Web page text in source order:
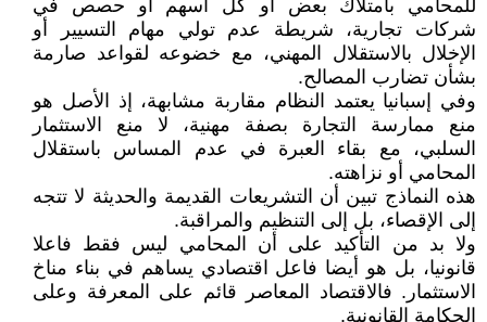
للمحامي بامتلاك بعض أو كل أسهم أو حصص في
شركات تجارية، شريطة عدم تولي مهام التسيير أو
الإخلال بالاستقلال المهني، مع خضوعه لقواعد صارمة
بشأن تضارب المصالح.
وفي إسبانيا يعتمد النظام مقاربة مشابهة، إذ الأصل هو
منع ممارسة التجارة بصفة مهنية، لا منع الاستثمار
السلبي، مع بقاء العبرة في عدم المساس باستقلال
المحامي أو نزاهته.
هذه النماذج تبين أن التشريعات القديمة والحديثة لا تتجه
إلى الإقصاء، بل إلى التنظيم والمراقبة.
ولا بد من التأكيد على أن المحامي ليس فقط فاعلا
قانونيا، بل هو أيضا فاعل اقتصادي يساهم في بناء مناخ
الاستثمار. فالاقتصاد المعاصر قائم على المعرفة وعلى
الحكامة القانونية.